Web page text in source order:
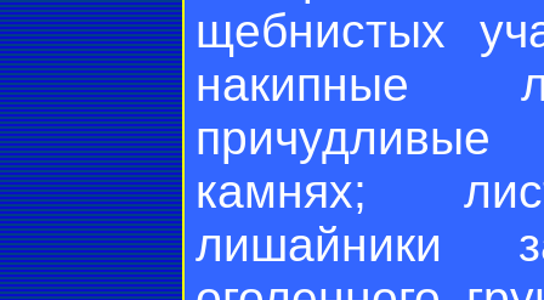
щебнистых
накипные
камнях;
лишайники